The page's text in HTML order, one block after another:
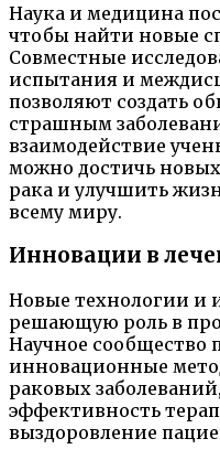
Наука и медицина
чтобы найти новые
Совместные
испытания и
позволяют создать
страшным
взаимодействие
можно достичь
рака и улучшить
всему миру.
Инновации в
Новые технологии и
решающую роль в
Научное сообщество
инновационные
раковых
эффективность
выздоровление